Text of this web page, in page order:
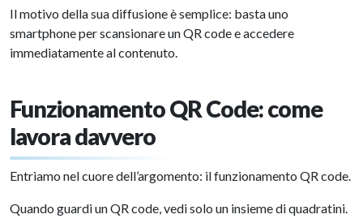
Il motivo della sua diffusione è semplice: basta uno
smartphone per scansionare un QR code e accedere
immediatamente al contenuto.
Funzionamento QR Code: come
lavora davvero
Entriamo nel cuore dell’argomento: il funzionamento QR code.
Quando guardi un QR code, vedi solo un insieme di quadratini.